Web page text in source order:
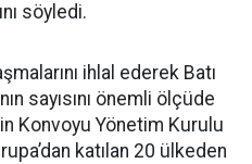
söyledi.
ihlal ederek Batı
sayısını önemli ölçüde
Konvoyu Yönetim Kurulu
katılan 20 ülkeden